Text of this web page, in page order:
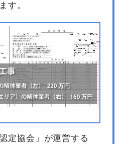
394,000円
39,400円
433,400円
す。
定協会」が運営する